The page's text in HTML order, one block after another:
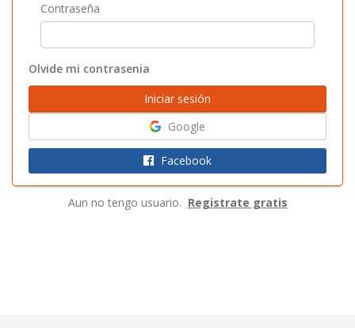
Contraseña
Olvide mi contrasenia
Google
Facebook
Aun no tengo usuario. Registrate gratis